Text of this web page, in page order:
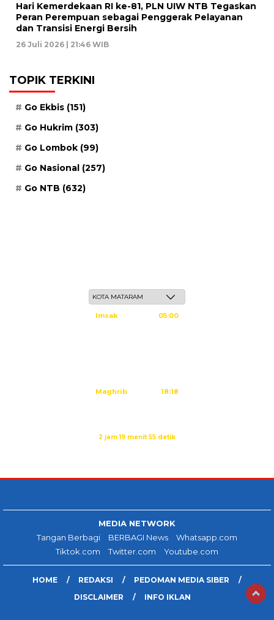
Hari Kemerdekaan RI ke-81, PLN UIW NTB Tegaskan
Peran Perempuan sebagai Penggerak Pelayanan
dan Transisi Energi Bersih
26 Juli 2026 | 21:46 WIB
TOPIK TERKINI
Go Ekbis (151)
Go Hukrim (303)
Go Lombok (99)
Go Nasional (257)
Go NTB (632)
Imsak 05:00
Maghrib 18:18
2 jam 19 menit 54 detik
MEDIA NETWORK
Tangan Berbagi
BERBAGI News
Whatsapp.com
Tiktok.com
Twitter.com Youtube.com
HOME REDAKSI
PEDOMAN MEDIA SIBER
DISCLAIMER
INFO IKLAN